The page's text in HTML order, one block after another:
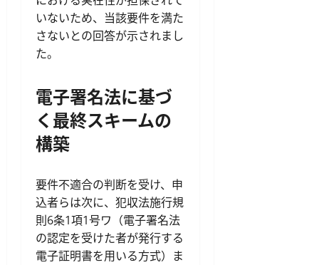
いないため、当該要件を満た
さないとの回答が示されまし
た。
電子署名法に基づ
く最終スキームの
構築
要件不適合の判断を受け、申
込者らは次に、犯収法施行規
則6条1項1号ワ（電子署名法
の認定を受けた者が発行する
電子証明書を用いる方式）ま